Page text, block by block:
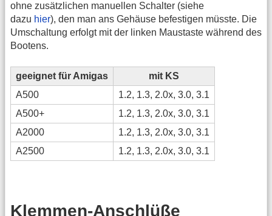
ohne zusätzlichen manuellen Schalter (siehe
dazu hier), den man ans Gehäuse befestigen müsste. Die
Umschaltung erfolgt mit der linken Maustaste während des
Bootens.
geeignet für Amigas
mit KS
A500
1.2, 1.3, 2.0x, 3.0, 3.1
A500+
1.2, 1.3, 2.0x, 3.0, 3.1
A2000
1.2, 1.3, 2.0x, 3.0, 3.1
A2500
1.2, 1.3, 2.0x, 3.0, 3.1
Klemmen-Anschlüße